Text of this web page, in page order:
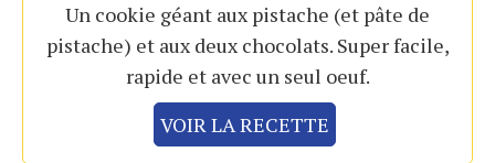
Un cookie géant aux pistache (et pâte de
pistache) et aux deux chocolats. Super facile,
rapide et avec un seul oeuf.
VOIR LA RECETTE